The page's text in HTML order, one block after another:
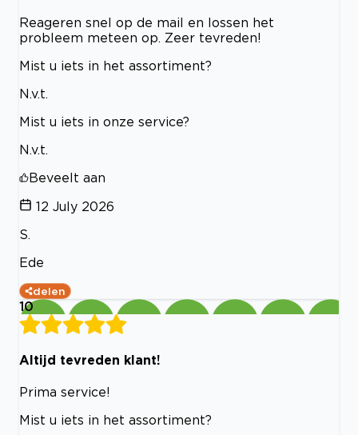
Reageren snel op de mail en lossen het
probleem meteen op. Zeer tevreden!
Mist u iets in het assortiment?
N.v.t.
Mist u iets in onze service?
N.v.t.
Beveelt aan
12 July 2026
S.
Ede
delen
10
Altijd tevreden klant!
Prima service!
Mist u iets in het assortiment?